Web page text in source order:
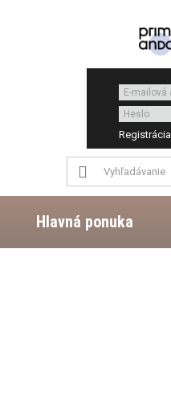
Registrácia
Hlavná ponuka